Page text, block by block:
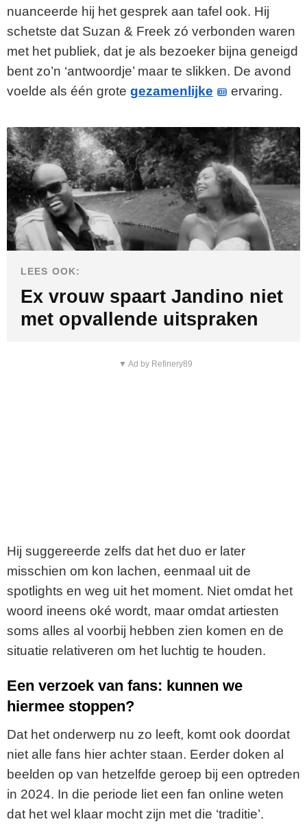
nuanceerde hij het gesprek aan tafel ook. Hij
schetste dat Suzan & Freek zó verbonden waren
met het publiek, dat je als bezoeker bijna geneigd
bent zo’n ‘antwoordje’ maar te slikken. De avond
voelde als één grote gezamenlijke ervaring.
LEES OOK:
Ex vrouw spaart Jandino niet
met opvallende uitspraken
▼ Ad by Refinery89
Hij suggereerde zelfs dat het duo er later
misschien om kon lachen, eenmaal uit de
spotlights en weg uit het moment. Niet omdat het
woord ineens oké wordt, maar omdat artiesten
soms alles al voorbij hebben zien komen en de
situatie relativeren om het luchtig te houden.
Een verzoek van fans: kunnen we
hiermee stoppen?
Dat het onderwerp nu zo leeft, komt ook doordat
niet alle fans hier achter staan. Eerder doken al
beelden op van hetzelfde geroep bij een optreden
in 2024. In die periode liet een fan online weten
dat het wel klaar mocht zijn met die ‘traditie’.